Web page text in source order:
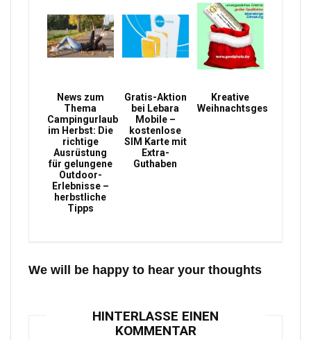
News zum
Thema
Campingurlaub
im Herbst: Die
richtige
Ausrüstung
für gelungene
Outdoor-
Erlebnisse –
herbstliche
Tipps
Gratis-Aktion
bei Lebara
Mobile –
kostenlose
SIM Karte mit
Extra-
Guthaben
Kreative
Weihnachtsgeschenke
We will be happy to hear your thoughts
HINTERLASSE EINEN
KOMMENTAR